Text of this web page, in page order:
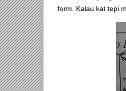
form. Kalau kat tepi